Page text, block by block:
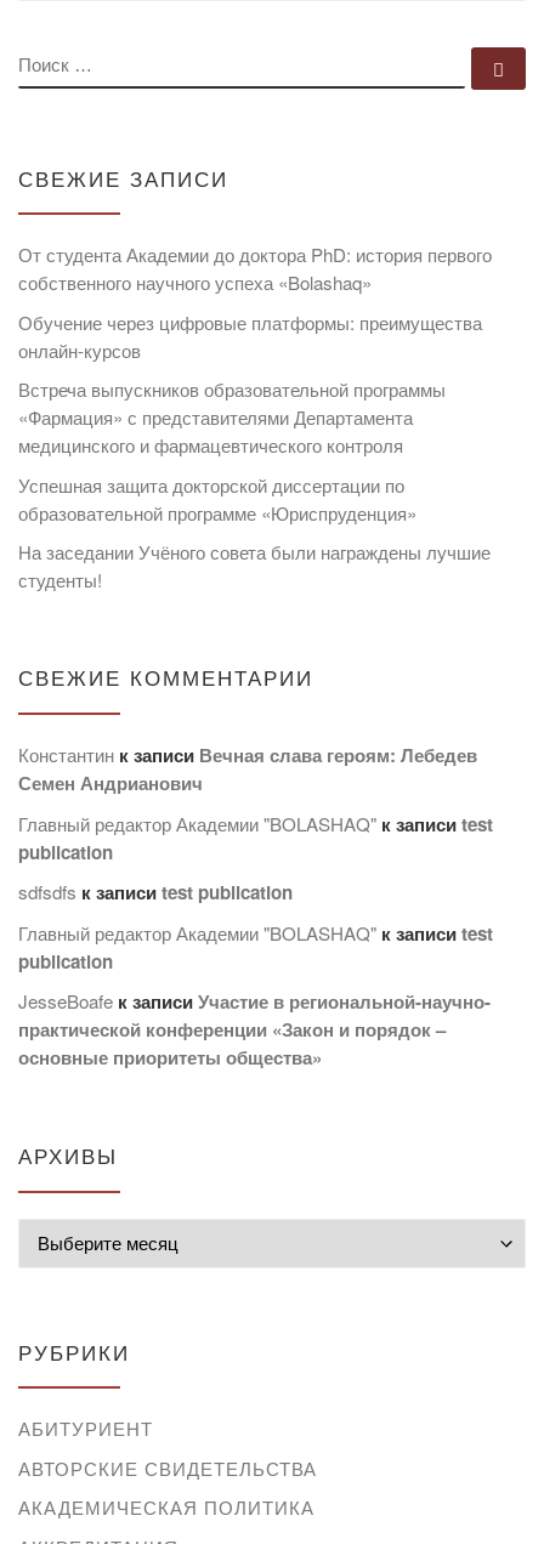
ПОИСК
СВЕЖИЕ ЗАПИСИ
От студента Академии до доктора PhD: история первого
собственного научного успеха «Bolashaq»
Обучение через цифровые платформы: преимущества
онлайн-курсов
Встреча выпускников образовательной программы
«Фармация» с представителями Департамента
медицинского и фармацевтического контроля
Успешная защита докторской диссертации по
образовательной программе «Юриспруденция»
На заседании Учёного совета были награждены лучшие
студенты!
СВЕЖИЕ КОММЕНТАРИИ
Константин к записи Вечная слава героям: Лебедев
Семен Андрианович
Главный редактор Академии "BOLASHAQ" к записиtest
publication
sdfsdfs к записиtest publication
Главный редактор Академии "BOLASHAQ" к записиtest
publication
JesseBoafe к записиУчастие в региональной-научно-
практической конференции «Закон и порядок –
основные приоритеты общества»
АРХИВЫ
РУБРИКИ
АБИТУРИЕНТ
АВТОРСКИЕ СВИДЕТЕЛЬСТВА
АКАДЕМИЧЕСКАЯ ПОЛИТИКА